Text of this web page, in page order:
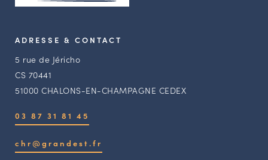
ADRESSE & CONTACT
5 rue de Jéricho
CS 70441
51000 CHALONS-EN-CHAMPAGNE CEDEX
03 87 31 81 45
chr@grandest.fr